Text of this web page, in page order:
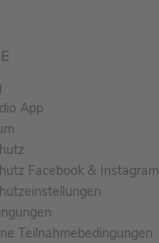
App
Facebook & Instagram
Teilnahmebedingungen